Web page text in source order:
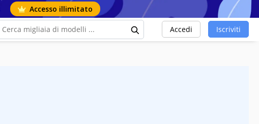
Accesso illimitato
Accedi Iscriviti